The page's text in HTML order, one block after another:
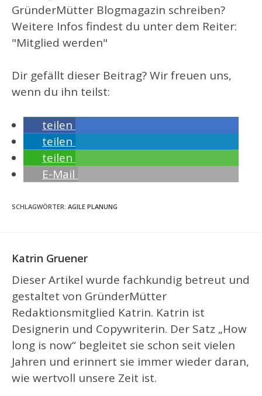
GründerMütter Blogmagazin schreiben?
Weitere Infos findest du unter dem Reiter:
"Mitglied werden"
Dir gefällt dieser Beitrag? Wir freuen uns,
wenn du ihn teilst:
teilen
teilen
teilen
E-Mail
SCHLAGWÖRTER: AGILE PLANUNG
Katrin Gruener
Dieser Artikel wurde fachkundig betreut und
gestaltet von GründerMütter
Redaktionsmitglied Katrin. Katrin ist
Designerin und Copywriterin. Der Satz „How
long is now“ begleitet sie schon seit vielen
Jahren und erinnert sie immer wieder daran,
wie wertvoll unsere Zeit ist.